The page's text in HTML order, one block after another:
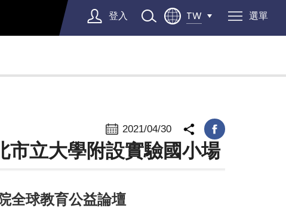
登入 TW 選單
2021/04/30
市立大學附設實驗國小場
全球教育公益論壇